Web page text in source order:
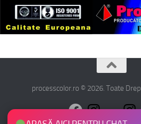
processcolor.ro © 2026. Toate